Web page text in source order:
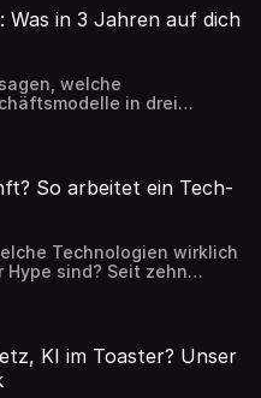
funktionieren
Forschung auch unsere
verändern könnte.
Was in 3 Jahren auf dich
welche
in drei
ist der Job von Tech-
and Lemon
und
– und versuchen daraus
wird.
So arbeitet ein Tech-
Technologien wirklich
sind? Seit zehn
Neumann genau mit
Space and
wird. In dieser
unsere Welt
KI im Toaster? Unser